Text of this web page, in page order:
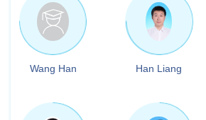
Wang Han Han Liang